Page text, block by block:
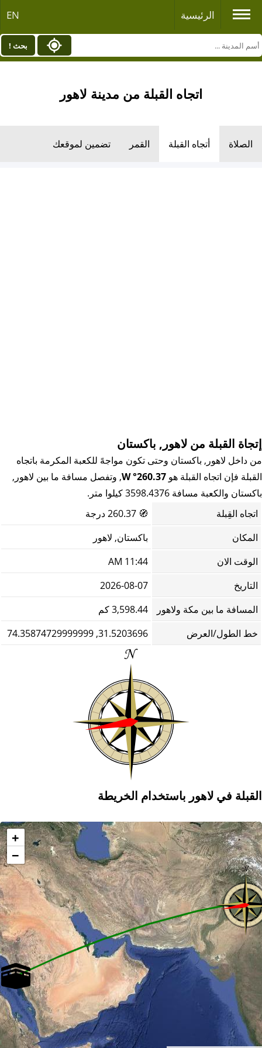
الرئيسية EN
بحث !
اتجاه القبلة من مدينة لاهور
الصلاة أتجاه القبلة القمر تضمين لموقعك
إتجاة القبلة من لاهور, باكستان
من داخل لاهور, باكستان وحتى تكون مواجهً للكعبة المكرمة باتجاه
القبلة فإن اتجاه القبلة هو 260.37° W
, وتفصل مسافة ما بين لاهور,
باكستان والكعبة مسافة 3598.4376 كيلوا متر.
اتجاه القِبلة
🧭
المكان
باكستان, لاهور
الوقت الان
11:44 AM
التاريخ
2026-08-07
المسافة ما بين مكة ولاهور
3,598.44 كم
خط الطول/العرض
31.5203696, 74.35874729999999
القبلة في لاهور باستخدام الخريطة
+
−